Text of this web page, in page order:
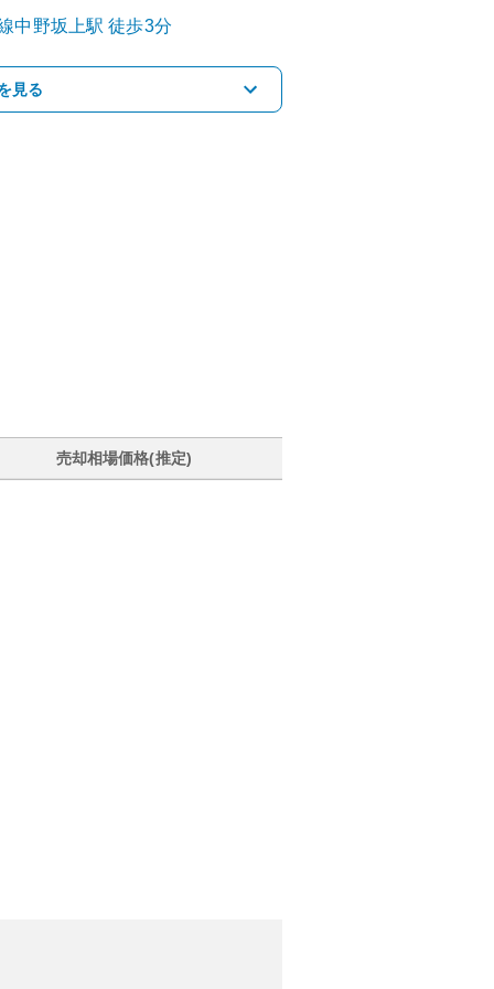
中野坂上駅 徒歩3分
見る
売却相場価格(推定)